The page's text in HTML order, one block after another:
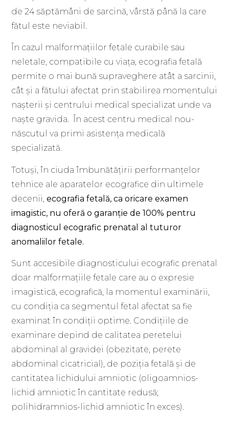
de 24 săptămâni de sarcină, vârstă până la care
fătul este neviabil.
În cazul malformațiilor fetale curabile sau
neletale, compatibile cu viaţa, ecografia fetală
permite o mai bună supraveghere atât a sarcinii,
cât și a fătului afectat prin stabilirea momentului
nașterii și centrului medical specializat unde va
naște gravida. În acest centru medical nou-
născutul va primi asistența medicală
specializată.
Totuși, în ciuda îmbunătățirii performanțelor
tehnice ale aparatelor ecografice din ultimele
decenii,ecografia fetală, ca oricare examen
imagistic, nu oferă o garanție de 100% pentru
diagnosticul ecografic prenatal al tuturor
anomaliilor fetale.
Sunt accesibile diagnosticului ecografic prenatal
doar malformațiile fetale care au o expresie
imagistică, ecografică, la momentul examinării,
cu condiția ca segmentul fetal afectat sa fie
examinat în condiții optime. Condițiile de
examinare depind de calitatea peretelui
abdominal al gravidei (obezitate, perete
abdominal cicatricial), de poziția fetală și de
cantitatea lichidului amniotic (oligoamnios-
lichid amniotic în cantitate redusă;
polihidramnios-lichid amniotic în exces).